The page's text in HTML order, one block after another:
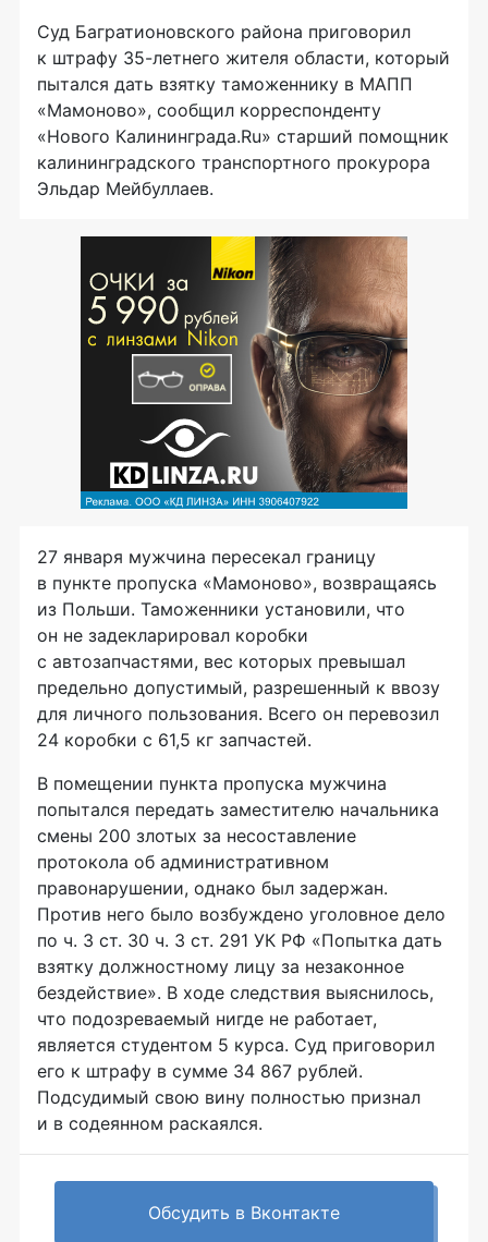
Суд Багратионовского района приговорил
к штрафу 35-летнего жителя области, который
пытался дать взятку таможеннику в МАПП
«Мамоново», сообщил корреспонденту
«Нового Калининграда.Ru» старший помощник
калининградского транспортного прокурора
Эльдар Мейбуллаев.
27 января мужчина пересекал границу
в пункте пропуска «Мамоново», возвращаясь
из Польши. Таможенники установили, что
он не задекларировал коробки
с автозапчастями, вес которых превышал
предельно допустимый, разрешенный к ввозу
для личного пользования. Всего он перевозил
24 коробки с 61,5 кг запчастей.
В помещении пункта пропуска мужчина
попытался передать заместителю начальника
смены 200 злотых за несоставление
протокола об административном
правонарушении, однако был задержан.
Против него было возбуждено уголовное дело
по ч. 3 ст. 30 ч. 3 ст. 291 УК РФ «Попытка дать
взятку должностному лицу за незаконное
бездействие». В ходе следствия выяснилось,
что подозреваемый нигде не работает,
является студентом 5 курса. Суд приговорил
его к штрафу в сумме 34 867 рублей.
Подсудимый свою вину полностью признал
и в содеянном раскаялся.
Обсудить в Вконтакте